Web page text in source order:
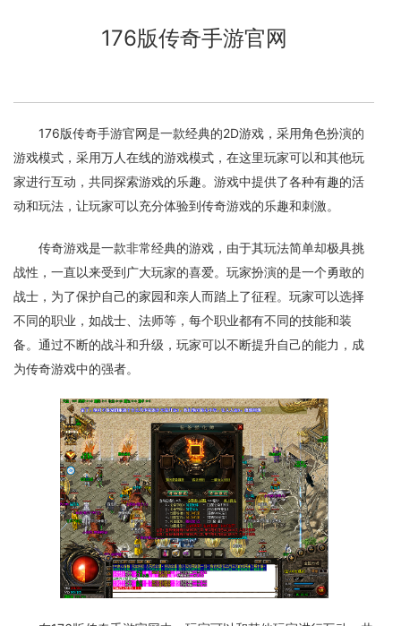
176版传奇手游官网
176版传奇手游官网是一款经典的2D游戏，采用角色扮演的
游戏模式，采用万人在线的游戏模式，在这里玩家可以和其他玩
家进行互动，共同探索游戏的乐趣。游戏中提供了各种有趣的活
动和玩法，让玩家可以充分体验到传奇游戏的乐趣和刺激。
传奇游戏是一款非常经典的游戏，由于其玩法简单却极具挑
战性，一直以来受到广大玩家的喜爱。玩家扮演的是一个勇敢的
战士，为了保护自己的家园和亲人而踏上了征程。玩家可以选择
不同的职业，如战士、法师等，每个职业都有不同的技能和装
备。通过不断的战斗和升级，玩家可以不断提升自己的能力，成
为传奇游戏中的强者。